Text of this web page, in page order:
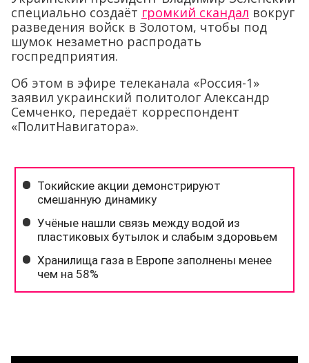
специально создаёт громкий скандал вокруг
разведения войск в Золотом, чтобы под
шумок незаметно распродать
госпредприятия.
Об этом в эфире телеканала «Россия-1»
заявил украинский политолог Александр
Семченко, передаёт корреспондент
«ПолитНавигатора».